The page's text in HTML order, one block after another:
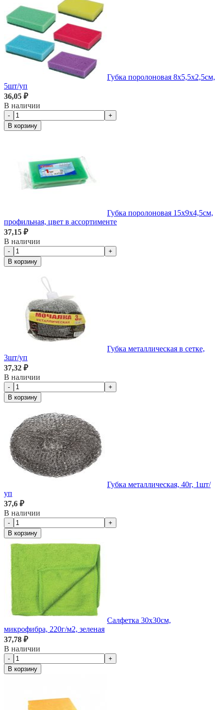
Губка поролоновая 8х5,5х2,5см,
5шт/уп
36,05 ₽
В наличии
-
+
В корзину
Губка поролоновая 15х9х4,5см,
профильная, цвет в ассортименте
37,15 ₽
В наличии
-
+
В корзину
Губка металлическая в сетке,
3шт/уп
37,32 ₽
В наличии
-
+
В корзину
Губка металлическая, 40г, 1шт/
уп
37,6 ₽
В наличии
-
+
В корзину
Салфетка 30х30см,
микрофибра, 220г/м2, зеленая
37,78 ₽
В наличии
-
+
В корзину